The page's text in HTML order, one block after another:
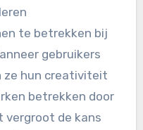
te betrekken bij
gebruikers
ze hun creativiteit
betrekken door
vergroot de kans